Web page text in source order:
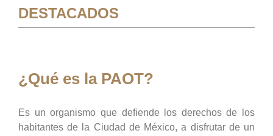
DESTACADOS
¿Qué es la PAOT?
Es un organismo que defiende los derechos de los
habitantes de la Ciudad de México, a disfrutar de un